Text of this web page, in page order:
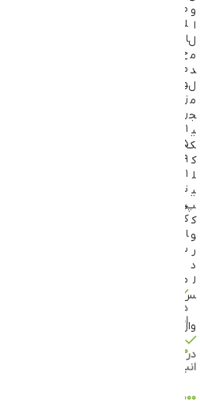
و
ا
ل
م
د
ل
م
ج
ی
ک
ک
ل
ی
پ
ک
و
ر
د
ل
س
وال
در
انبار
۶,۴۵۵,۰۰۰
ص
ل
ا
ح
م
و
ز
ر
۱
۵
۹
۱
ت
ی
ک
ا
ت
موزر
در
انبار
۶,۹۹۵,۰۰۰
افزودن
خرید